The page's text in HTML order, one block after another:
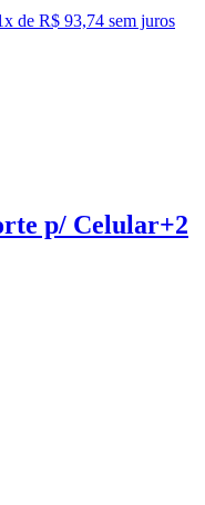
x de R$ 93,74 sem juros
p/ Celular+2